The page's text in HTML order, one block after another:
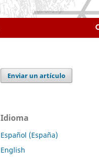
Enviar un artículo
Idioma
Español (España)
English